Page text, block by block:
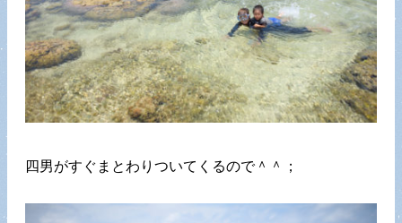
四男がすぐまとわりついてくるので＾＾；